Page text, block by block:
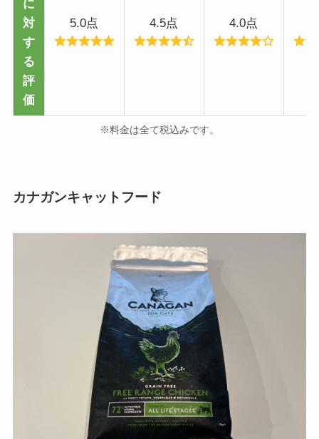
に
対
す
る
評
価
5.0点 4.5点 4.0点
※料金は全て税込みです。
カナガンキャットフード